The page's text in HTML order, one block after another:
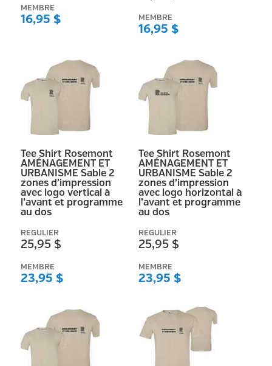
MEMBRE
16,95 $ MEMBRE
16,95 $
Tee Shirt Rosemont
AMÉNAGEMENT ET
URBANISME Sable 2
zones d’impression
avec logo vertical à
l’avant et programme
au dos
RÉGULIER
25,95 $
MEMBRE
23,95 $
Tee Shirt Rosemont
AMÉNAGEMENT ET
URBANISME Sable 2
zones d’impression
avec logo horizontal à
l’avant et programme
au dos
RÉGULIER
25,95 $
MEMBRE
23,95 $